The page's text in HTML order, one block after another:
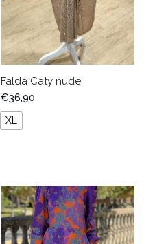
Falda Caty nude
€36,90
XL